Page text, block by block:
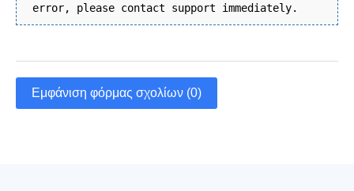
error, please contact support immediately.
Εμφάνιση φόρμας σχολίων (0)